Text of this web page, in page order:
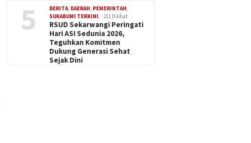
5 BERITA, DAERAH, PEMERINTAH,
SUKABUMI TERKINI
211 Dilihat
RSUD Sekarwangi Peringati
Hari ASI Sedunia 2026,
Teguhkan Komitmen
Dukung Generasi Sehat
Sejak Dini